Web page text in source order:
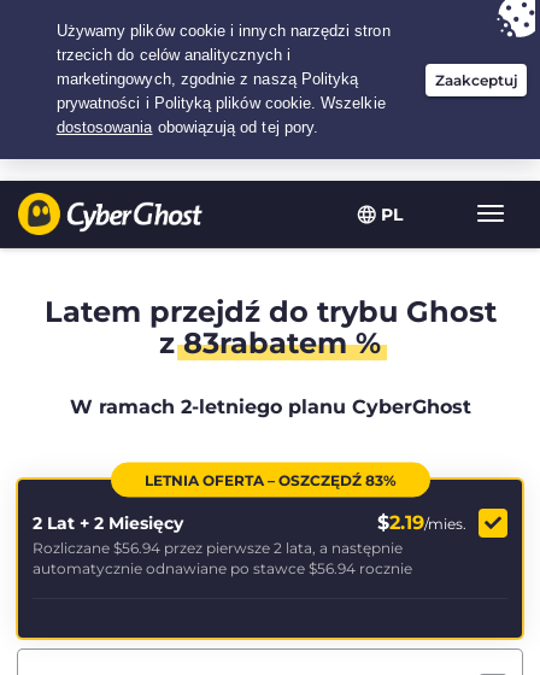
PL
Twój wybór:Najlepsza umowana2.1666666666667-lat w$
/miesiąc
Latem przejdź do trybu Ghost
z83rabatem %
W ramach 2-letniego planu CyberGhost
LETNIA OFERTA – OSZCZĘDŹ 83%
2 Lat + 2 Miesięcy $2.19/mies.
Rozliczane $56.94 przez pierwsze 2 lata, a następnie
automatycznie odnawiane po stawce $56.94 rocznie